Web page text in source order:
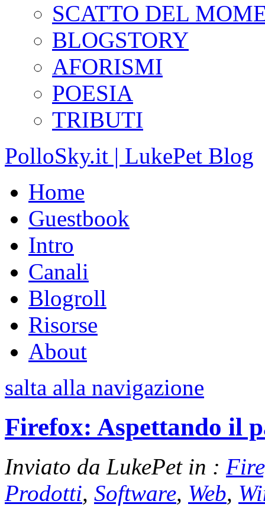
SCATTO DEL
BLOGSTORY
AFORISMI
POESIA
TRIBUTI
PolloSky.it | LukePet Blog
Home
Guestbook
Intro
Canali
Blogroll
Risorse
About
salta alla navigazione
Firefox: Aspettando il
Inviato da LukePet in :
Prodotti, Software, Web,